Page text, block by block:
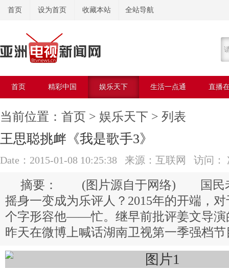
首页 设为首页 收藏本站 全站导航
首页 精彩中国 娱乐天下 生活一点通 直播
美容美体
当前位置： 首页 > 娱乐天下 > 列表
王思聪挑衅《我是歌手3》
Date：2015-01-08 10:25:38 来源：互联网 访问：
(图片源自于网络) 国民老
摇身一变成为乐评人？2015年的开端，
个字形容他——忙。继早前批评姜文导演
昨天在微博上喊话湖南卫视第一季强档